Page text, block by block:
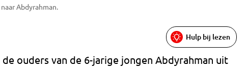
Abdyrahman.
Hulp bij lezen
ouders van de 6-jarige jongen Abdyrahman uit